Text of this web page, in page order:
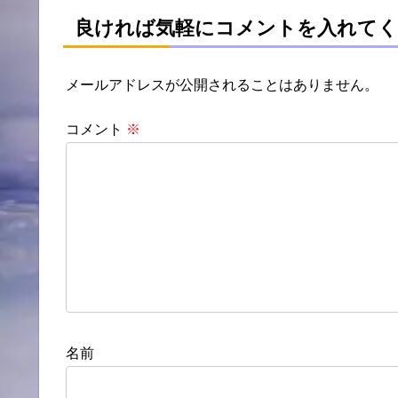
良ければ気軽にコメントを入れて
メールアドレスが公開されることはありません。
コメント ※
名前